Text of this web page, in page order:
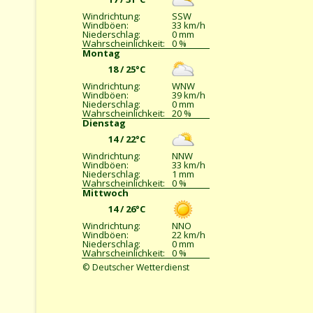
Windrichtung:
SSW
Windböen: 33 km/h
Niederschlag: 0 mm
Wahrscheinlichkeit: 0 %
Montag
18 / 25°C
Windrichtung:
WNW
Windböen: 39 km/h
Niederschlag: 0 mm
Wahrscheinlichkeit: 20 %
Dienstag
14 / 22°C
Windrichtung:
NNW
Windböen: 33 km/h
Niederschlag: 1 mm
Wahrscheinlichkeit: 0 %
Mittwoch
14 / 26°C
Windrichtung:
NNO
Windböen: 22 km/h
Niederschlag: 0 mm
Wahrscheinlichkeit: 0 %
© Deutscher Wetterdienst